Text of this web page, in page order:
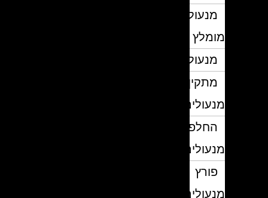
מנעולן
מומלץ
מנעולנים
מתקין
מנעולים
החלפת
מנעולים
פורץ
מנעולים